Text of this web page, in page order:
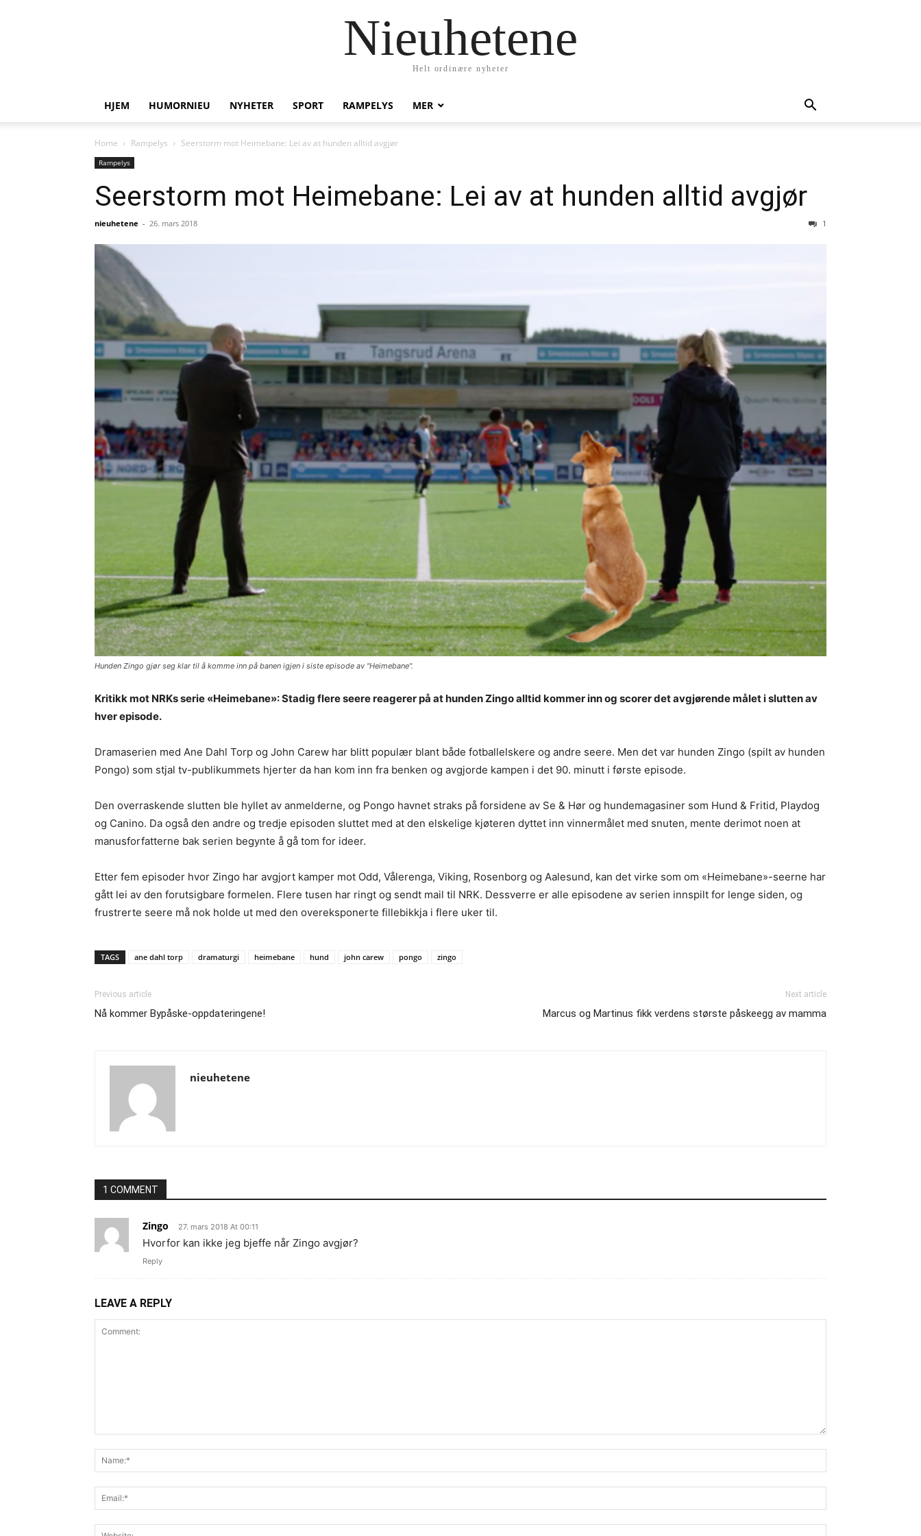
Nieuhetene
Helt ordinære nyheter
HJEM HUMORNIEU NYHETER SPORT RAMPELYS MER
Home Rampelys Seerstorm mot Heimebane: Lei av at hunden alltid avgjør
Rampelys
Seerstorm mot Heimebane: Lei av at hunden alltid avgjør
nieuhetene - 26. mars 2018 1
Hunden Zingo gjør seg klar til å komme inn på banen igjen i siste episode av "Heimebane".
Kritikk mot NRKs serie «Heimebane»: Stadig flere seere reagerer på at hunden Zingo alltid kommer inn og scorer det avgjørende målet i slutten av
hver episode.
Dramaserien med Ane Dahl Torp og John Carew har blitt populær blant både fotballelskere og andre seere. Men det var hunden Zingo (spilt av hunden
Pongo) som stjal tv-publikummets hjerter da han kom inn fra benken og avgjorde kampen i det 90. minutt i første episode.
Den overraskende slutten ble hyllet av anmelderne, og Pongo havnet straks på forsidene av Se & Hør og hundemagasiner som Hund & Fritid, Playdog
og Canino. Da også den andre og tredje episoden sluttet med at den elskelige kjøteren dyttet inn vinnermålet med snuten, mente derimot noen at
manusforfatterne bak serien begynte å gå tom for ideer.
Etter fem episoder hvor Zingo har avgjort kamper mot Odd, Vålerenga, Viking, Rosenborg og Aalesund, kan det virke som om «Heimebane»-seerne har
gått lei av den forutsigbare formelen. Flere tusen har ringt og sendt mail til NRK. Dessverre er alle episodene av serien innspilt for lenge siden, og
frustrerte seere må nok holde ut med den overeksponerte fillebikkja i flere uker til.
TAGS ane dahl torp dramaturgi heimebane hund john carew pongo zingo
Previous article
Nå kommer Bypåske-oppdateringene!
Next article
Marcus og Martinus fikk verdens største påskeegg av mamma
nieuhetene
1 COMMENT
Zingo 27. mars 2018 At 00:11
Hvorfor kan ikke jeg bjeffe når Zingo avgjør?
Reply
LEAVE A REPLY